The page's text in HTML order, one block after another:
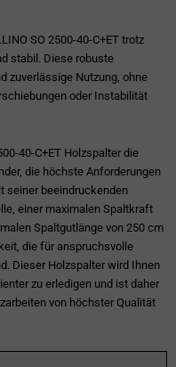
SO 2500-40-C+ET trotz
stabil. Diese robuste
zuverlässige Nutzung, ohne
oder Instabilität
40-C+ET Holzspalter die
die höchste Anforderungen
seiner beeindruckenden
einer maximalen Spaltkraft
Spaltgutlänge von 250 cm
die für anspruchsvolle
Dieser Holzspalter wird Ihnen
zu erledigen und ist daher
von höchster Qualität